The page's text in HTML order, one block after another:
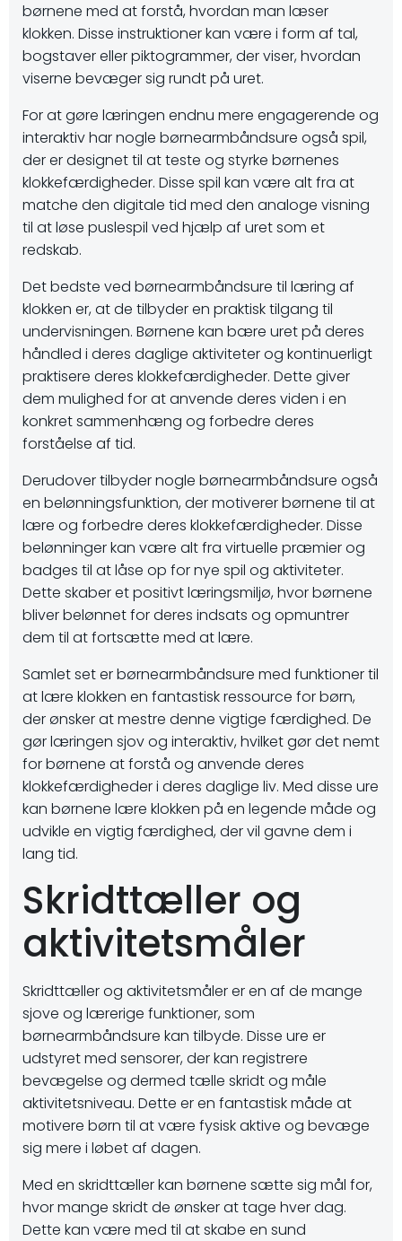
børnene med at forstå, hvordan man læser
klokken. Disse instruktioner kan være i form af tal,
bogstaver eller piktogrammer, der viser, hvordan
viserne bevæger sig rundt på uret.
For at gøre læringen endnu mere engagerende og
interaktiv har nogle børnearmbåndsure også spil,
der er designet til at teste og styrke børnenes
klokkefærdigheder. Disse spil kan være alt fra at
matche den digitale tid med den analoge visning
til at løse puslespil ved hjælp af uret som et
redskab.
Det bedste ved børnearmbåndsure til læring af
klokken er, at de tilbyder en praktisk tilgang til
undervisningen. Børnene kan bære uret på deres
håndled i deres daglige aktiviteter og kontinuerligt
praktisere deres klokkefærdigheder. Dette giver
dem mulighed for at anvende deres viden i en
konkret sammenhæng og forbedre deres
forståelse af tid.
Derudover tilbyder nogle børnearmbåndsure også
en belønningsfunktion, der motiverer børnene til at
lære og forbedre deres klokkefærdigheder. Disse
belønninger kan være alt fra virtuelle præmier og
badges til at låse op for nye spil og aktiviteter.
Dette skaber et positivt læringsmiljø, hvor børnene
bliver belønnet for deres indsats og opmuntrer
dem til at fortsætte med at lære.
Samlet set er børnearmbåndsure med funktioner til
at lære klokken en fantastisk ressource for børn,
der ønsker at mestre denne vigtige færdighed. De
gør læringen sjov og interaktiv, hvilket gør det nemt
for børnene at forstå og anvende deres
klokkefærdigheder i deres daglige liv. Med disse ure
kan børnene lære klokken på en legende måde og
udvikle en vigtig færdighed, der vil gavne dem i
lang tid.
Skridttæller og
aktivitetsmåler
Skridttæller og aktivitetsmåler er en af de mange
sjove og lærerige funktioner, som
børnearmbåndsure kan tilbyde. Disse ure er
udstyret med sensorer, der kan registrere
bevægelse og dermed tælle skridt og måle
aktivitetsniveau. Dette er en fantastisk måde at
motivere børn til at være fysisk aktive og bevæge
sig mere i løbet af dagen.
Med en skridttæller kan børnene sætte sig mål for,
hvor mange skridt de ønsker at tage hver dag.
Dette kan være med til at skabe en sund